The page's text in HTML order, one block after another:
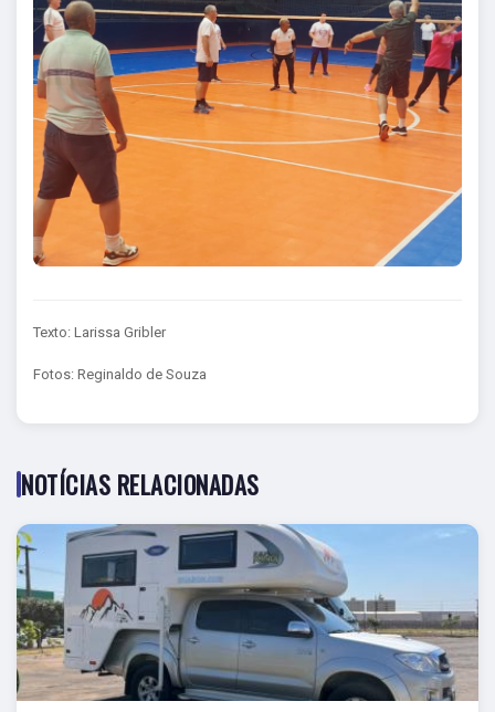
Texto: Larissa Gribler
Fotos: Reginaldo de Souza
NOTÍCIAS RELACIONADAS